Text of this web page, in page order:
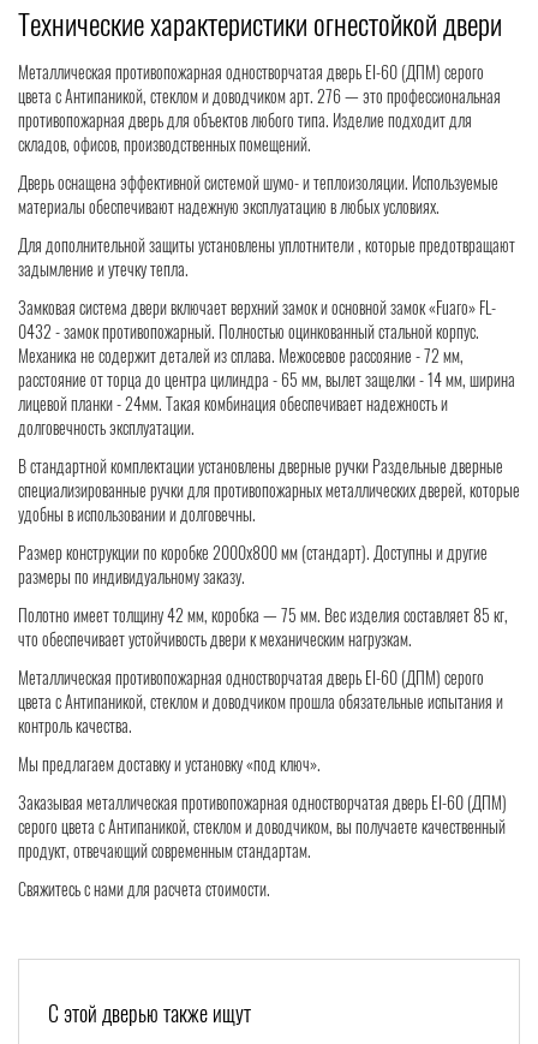
Технические характеристики огнестойкой двери
Металлическая противопожарная одностворчатая дверь EI-60 (ДПМ) серого
цвета с Антипаникой, стеклом и доводчиком арт. 276 — это профессиональная
противопожарная дверь для объектов любого типа. Изделие подходит для
складов, офисов, производственных помещений.
Дверь оснащена эффективной системой шумо- и теплоизоляции. Используемые
материалы обеспечивают надежную эксплуатацию в любых условиях.
Для дополнительной защиты установлены уплотнители , которые предотвращают
задымление и утечку тепла.
Замковая система двери включает верхний замок и основной замок «Fuaro» FL-
0432 - замок противопожарный. Полностью оцинкованный стальной корпус.
Механика не содержит деталей из сплава. Межосевое рассояние - 72 мм,
расстояние от торца до центра цилиндра - 65 мм, вылет защелки - 14 мм, ширина
лицевой планки - 24мм. Такая комбинация обеспечивает надежность и
долговечность эксплуатации.
В стандартной комплектации установлены дверные ручки Раздельные дверные
специализированные ручки для противопожарных металлических дверей, которые
удобны в использовании и долговечны.
Размер конструкции по коробке 2000x800 мм (стандарт). Доступны и другие
размеры по индивидуальному заказу.
Полотно имеет толщину 42 мм, коробка — 75 мм. Вес изделия составляет 85 кг,
что обеспечивает устойчивость двери к механическим нагрузкам.
Металлическая противопожарная одностворчатая дверь EI-60 (ДПМ) серого
цвета с Антипаникой, стеклом и доводчиком прошла обязательные испытания и
контроль качества.
Мы предлагаем доставку и установку «под ключ».
Заказывая металлическая противопожарная одностворчатая дверь EI-60 (ДПМ)
серого цвета с Антипаникой, стеклом и доводчиком, вы получаете качественный
продукт, отвечающий современным стандартам.
Свяжитесь с нами для расчета стоимости.
С этой дверью также ищут